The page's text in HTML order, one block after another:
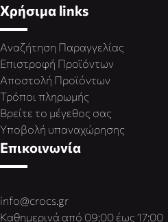
Χρήσιμα links
Αναζήτηση Παραγγελίας
Επιστροφή Προϊόντων
Αποστολή Προϊόντων
Τρόποι πληρωμής
Βρείτε το μέγεθος σας
Υποβολή υπαναχώρησης
Επικοινωνία
info@crocs.gr
Καθημερινά από 09:00 έως 17:00